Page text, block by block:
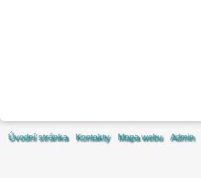
Úvodní stránka Kontakty Mapa webu Admin